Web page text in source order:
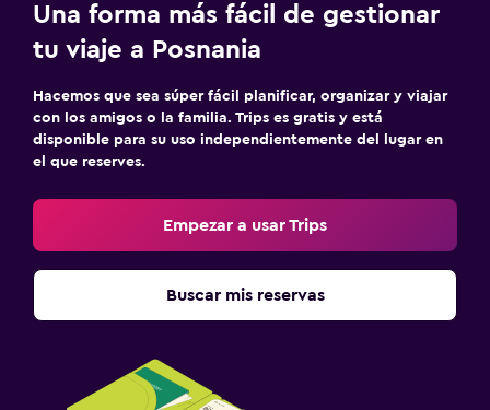
Una forma más fácil de gestionar
tu viaje a Posnania
Hacemos que sea súper fácil planificar, organizar y viajar
con los amigos o la familia. Trips es gratis y está
disponible para su uso independientemente del lugar en
el que reserves.
Empezar a usar Trips
Buscar mis reservas